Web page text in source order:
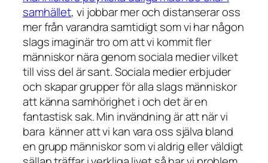
samhället, vi jobbar mer och distanserar oss
mer från varandra samtidigt som vi har någon
slags imaginär tro om att vi kommit fler
människor nära genom sociala medier vilket
till viss del är sant. Sociala medier erbjuder
och skapar grupper för alla slags människor
att känna samhörighet i och det är en
fantastisk sak. Min invändning är att när vi
bara känner att vi kan vara oss själva bland
en grupp människor som vi aldrig eller väldigt